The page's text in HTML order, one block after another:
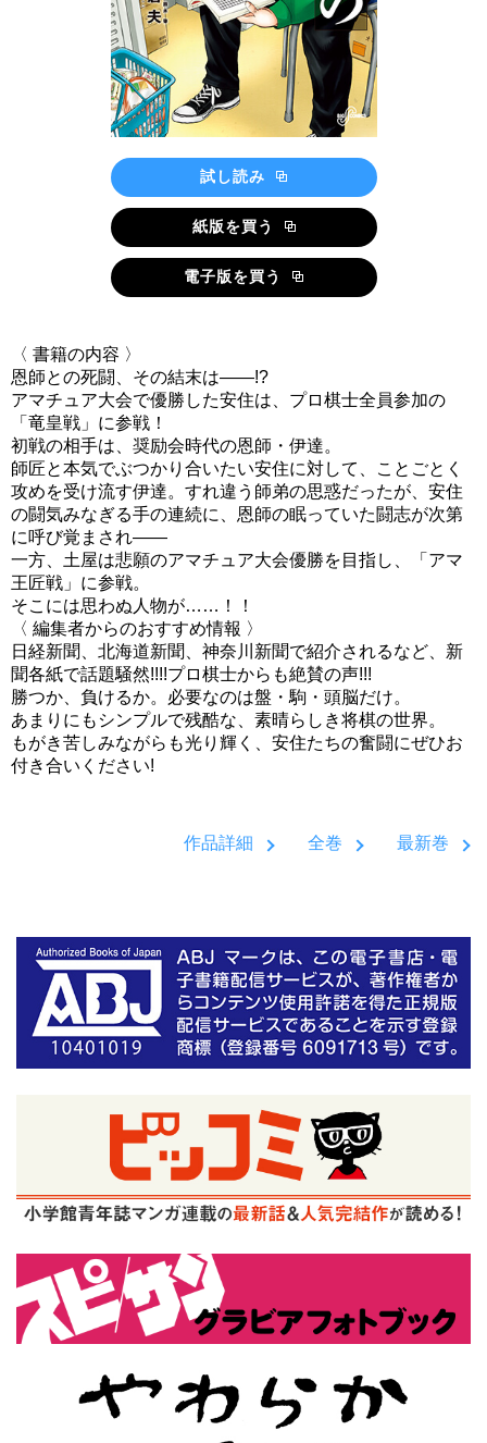
試し読み
紙版を買う
電子版を買う
〈 書籍の内容 〉
恩師との死闘、その結末は――!?
アマチュア大会で優勝した安住は、プロ棋士全員参加の
「竜皇戦」に参戦！
初戦の相手は、奨励会時代の恩師・伊達。
師匠と本気でぶつかり合いたい安住に対して、ことごとく
攻めを受け流す伊達。すれ違う師弟の思惑だったが、安住
の闘気みなぎる手の連続に、恩師の眠っていた闘志が次第
に呼び覚まされ――
一方、土屋は悲願のアマチュア大会優勝を目指し、「アマ
王匠戦」に参戦。
そこには思わぬ人物が……！！
〈 編集者からのおすすめ情報 〉
日経新聞、北海道新聞、神奈川新聞で紹介されるなど、新
聞各紙で話題騒然!!!!プロ棋士からも絶賛の声!!!
勝つか、負けるか。必要なのは盤・駒・頭脳だけ。
あまりにもシンプルで残酷な、素晴らしき将棋の世界。
もがき苦しみながらも光り輝く、安住たちの奮闘にぜひお
付き合いください!
作品詳細 全巻 最新巻